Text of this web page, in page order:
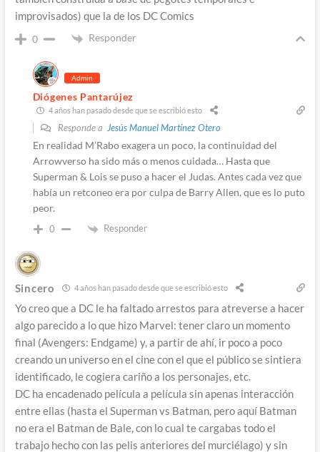
improvisados) que la de los DC Comics
0 Responder
Admin
Diógenes Pantarújez
4 años han pasado desde que se escribió esto
Responde a Jesús Manuel Martínez Otero
En realidad M’Rabo exagera un poco, la continuidad del
Arrowverso ha sido más o menos cuidada… Hasta que
Superman & Lois se puso a hacer el Judas. Antes cada vez que
había un retconeo era por culpa de Barry Allen, que es lo puto
peor.
0 Responder
Sincero 4 años han pasado desde que se escribió esto
Yo creo que a DC le ha faltado arrestos para atreverse a hacer
algo parecido a lo que hizo Marvel: tener claro un momento
final (Avengers: Endgame) y, a partir de ahí, ir poco a poco
creando un universo en el cine con el que el público se sintiera
identificado, le cogiera cariño a los personajes, etc.
DC ha encadenado película a película sin apenas interacción
entre ellas (hasta el Superman vs Batman, pero aquí Batman
no era el Batman de Bale, con lo cual te cargabas todo el
trabajo hecho con las pelis anteriores del murciélago) y sin